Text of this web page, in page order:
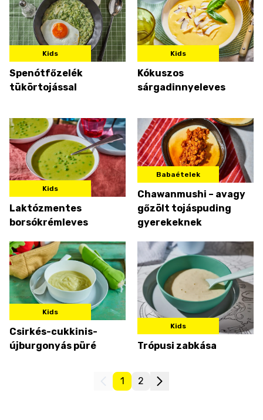
Kids
Spenótfőzelék
tükörtojással
Kids
Kókuszos
sárgadinnyeleves
Kids
Laktózmentes
borsókrémleves
Babaételek
Chawanmushi – avagy
gőzölt tojáspuding
gyerekeknek
Kids
Csirkés-cukkinis-
újburgonyás püré
Kids
Trópusi zabkása
1 2